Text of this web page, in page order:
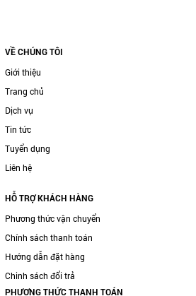
VỀ CHÚNG TÔI
Giới thiệu
Trang chủ
Dịch vụ
Tin tức
Tuyển dụng
Liên hệ
HỖ TRỢ KHÁCH HÀNG
Phương thức vận chuyển
Chính sách thanh toán
Hướng dẫn đặt hàng
Chinh sách đổi trả
PHƯƠNG THỨC THANH TOÁN